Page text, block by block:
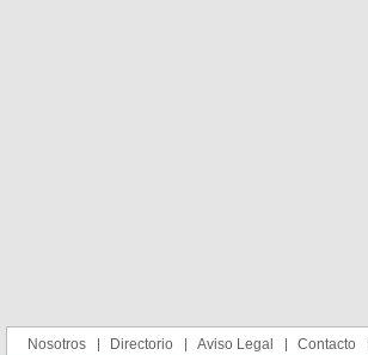
Nosotros Directorio Aviso Legal Contacto